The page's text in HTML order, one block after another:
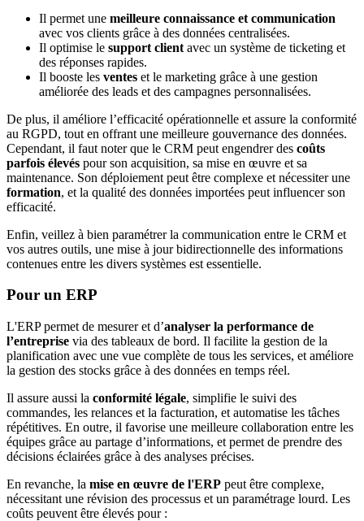
Il permet une meilleure connaissance et communication
avec vos clients grâce à des données centralisées.
Il optimise le support client avec un système de ticketing et
des réponses rapides.
Il booste les ventes et le marketing grâce à une gestion
améliorée des leads et des campagnes personnalisées.
De plus, il améliore l’efficacité opérationnelle et assure la conformité
au RGPD, tout en offrant une meilleure gouvernance des données.
Cependant, il faut noter que le CRM peut engendrer des coûts
parfois élevés pour son acquisition, sa mise en œuvre et sa
maintenance. Son déploiement peut être complexe et nécessiter une
formation, et la qualité des données importées peut influencer son
efficacité.
Enfin, veillez à bien paramétrer la communication entre le CRM et
vos autres outils, une mise à jour bidirectionnelle des informations
contenues entre les divers systèmes est essentielle.
Pour un ERP
L'ERP permet de mesurer et d’analyser la performance de
l’entreprise via des tableaux de bord. Il facilite la gestion de la
planification avec une vue complète de tous les services, et améliore
la gestion des stocks grâce à des données en temps réel.
Il assure aussi la conformité légale, simplifie le suivi des
commandes, les relances et la facturation, et automatise les tâches
répétitives. En outre, il favorise une meilleure collaboration entre les
équipes grâce au partage d’informations, et permet de prendre des
décisions éclairées grâce à des analyses précises.
En revanche, la mise en œuvre de l'ERP peut être complexe,
nécessitant une révision des processus et un paramétrage lourd. Les
coûts peuvent être élevés pour :